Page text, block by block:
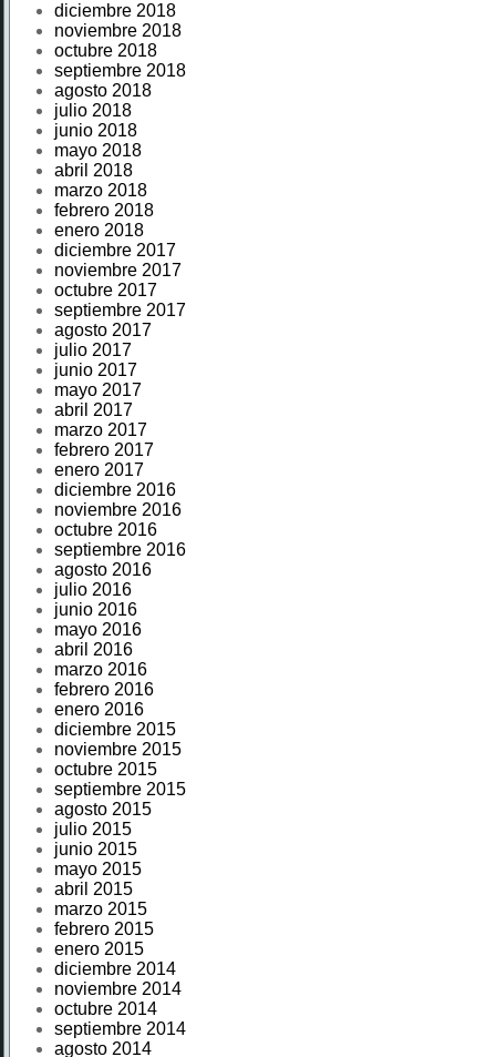
diciembre 2018
noviembre 2018
octubre 2018
septiembre 2018
agosto 2018
julio 2018
junio 2018
mayo 2018
abril 2018
marzo 2018
febrero 2018
enero 2018
diciembre 2017
noviembre 2017
octubre 2017
septiembre 2017
agosto 2017
julio 2017
junio 2017
mayo 2017
abril 2017
marzo 2017
febrero 2017
enero 2017
diciembre 2016
noviembre 2016
octubre 2016
septiembre 2016
agosto 2016
julio 2016
junio 2016
mayo 2016
abril 2016
marzo 2016
febrero 2016
enero 2016
diciembre 2015
noviembre 2015
octubre 2015
septiembre 2015
agosto 2015
julio 2015
junio 2015
mayo 2015
abril 2015
marzo 2015
febrero 2015
enero 2015
diciembre 2014
noviembre 2014
octubre 2014
septiembre 2014
agosto 2014